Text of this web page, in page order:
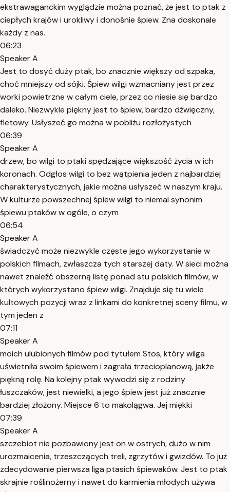
ekstrawaganckim wyglądzie można poznać, że jest to ptak z
ciepłych krajów i urokliwy i donośnie śpiew. Zna doskonale
każdy z nas.
06:23
Speaker A
Jest to dosyć duży ptak, bo znacznie większy od szpaka,
choć mniejszy od sójki. Śpiew wilgi wzmacniany jest przez
worki powietrzne w całym ciele, przez co niesie się bardzo
daleko. Niezwykle piękny jest to śpiew, bardzo dźwięczny,
fletowy. Usłyszeć go można w pobliżu rozłożystych
06:39
Speaker A
drzew, bo wilgi to ptaki spędzające większość życia w ich
koronach. Odgłos wilgi to bez wątpienia jeden z najbardziej
charakterystycznych, jakie można usłyszeć w naszym kraju.
W kulturze powszechnej śpiew wilgi to niemal synonim
śpiewu ptaków w ogóle, o czym
06:54
Speaker A
świadczyć może niezwykle częste jego wykorzystanie w
polskich filmach, zwłaszcza tych starszej daty. W sieci można
nawet znaleźć obszerną listę ponad stu polskich filmów, w
których wykorzystano śpiew wilgi. Znajduje się tu wiele
kultowych pozycji wraz z linkami do konkretnej sceny filmu, w
tym jeden z
07:11
Speaker A
moich ulubionych filmów pod tytułem Stos, który wilga
uświetniła swoim śpiewem i zagrała trzecioplanową, jakże
piękną rolę. Na kolejny ptak wywodzi się z rodziny
łuszczaków, jest niewielki, a jego śpiew jest już znacznie
bardziej złożony. Miejsce 6 to makolągwa. Jej miękki
07:39
Speaker A
szczebiot nie pozbawiony jest on w ostrych, dużo w nim
urozmaicenia, trzeszczących treli, zgrzytów i gwizdów. To już
zdecydowanie pierwsza liga ptasich śpiewaków. Jest to ptak
skrajnie roślinożerny i nawet do karmienia młodych używa